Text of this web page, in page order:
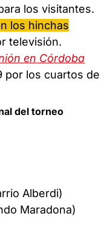
los visitantes.
los hinchas
televisión.
en Córdoba
del torneo
Alberdi)
Maradona)